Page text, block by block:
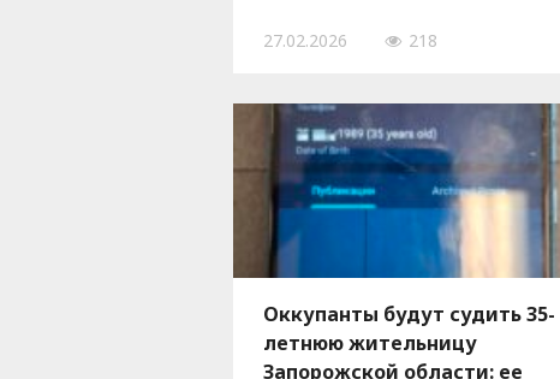
27.02.2026 218
Оккупанты будут судить 35-
летнюю жительницу
Запорожской области: ее